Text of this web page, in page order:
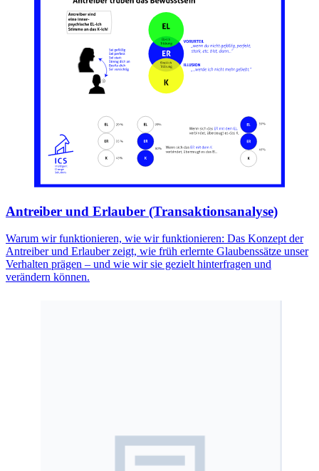
Antreiber und Erlauber (Transaktionsanalyse)
Warum wir funktionieren, wie wir funktionieren: Das Konzept der
Antreiber und Erlauber zeigt, wie früh erlernte Glaubenssätze unser
Verhalten prägen – und wie wir sie gezielt hinterfragen und
verändern können.